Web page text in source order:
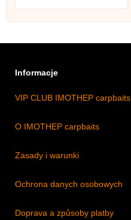
Informacje
VIP CLUB IMOTHEP carpbaits
O IMOTHEP carpbaits
Zasady i warunki
Ochrona danych osobowych
Doprava a způsoby platby